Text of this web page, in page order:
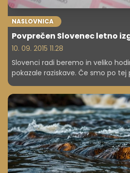
NASLOVNICA
Povprečen Slovenec letno
10. 09. 2015 11.28
Slovenci radi beremo in veliko
pokazale raziskave. Če smo po
pa so pokazale tudi, da smo
nepismeni. Zakaj zaradi tega na
izgubimo 1208 evrov, smo
strokovnjakinjo Ano Vezovišek.